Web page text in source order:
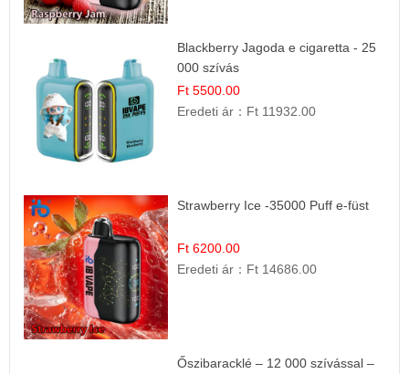
Blackberry Jagoda e cigaretta - 25
000 szívás
Ft 5500.00
Eredeti ár： Ft 11932.00
Strawberry Ice -35000 Puff e-füst
Ft 6200.00
Eredeti ár： Ft 14686.00
Őszibaracklé – 12 000 szívással –